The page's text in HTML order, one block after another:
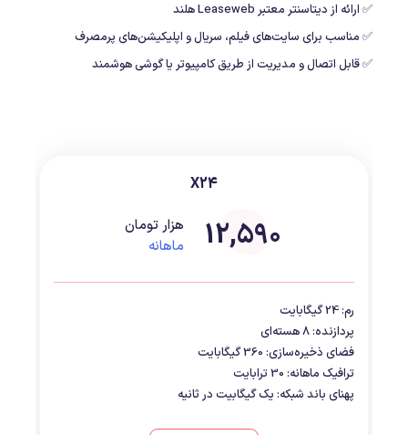
✅ ارائه از دیتاسنتر معتبر Leaseweb هلند
✅ مناسب برای سایت‌های فیلم، سریال و اپلیکیشن‌های پرمصرف
✅ قابل اتصال و مدیریت از طریق کامپیوتر یا گوشی هوشمند
X24
12,590
هزار تومان
ماهانه
رم: 24 گیگابایت
پردازنده: 8 هسته‌ای
فضای ذخیره‌سازی: 360 گیگابایت
ترافیک ماهانه: 30 ترابایت
پهنای باند شبکه: یک گیگابیت در ثانیه